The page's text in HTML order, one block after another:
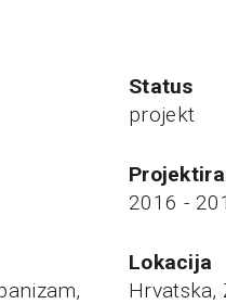
status
projekt
2016 -
Lokacija
Hrvatska,